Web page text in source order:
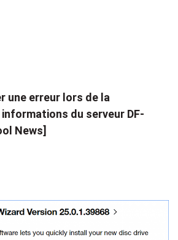
une erreur lors de la
du serveur DF-
News]